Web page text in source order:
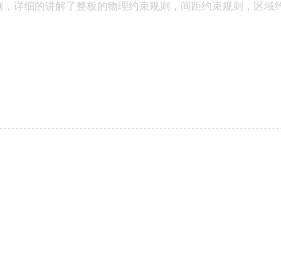
详细的讲解了整板的物理约束规则，间距约束规则，区域